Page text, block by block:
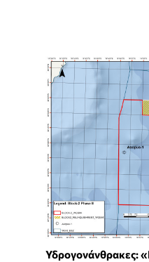
Υδρογονάνθρακες: